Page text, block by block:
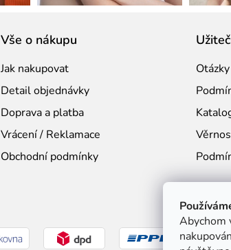
Abychom
Vše o nákupu
Jak nakupovat
Detail objednávky
Doprava a platba
Vrácení / Reklamace
Obchodní podmínky